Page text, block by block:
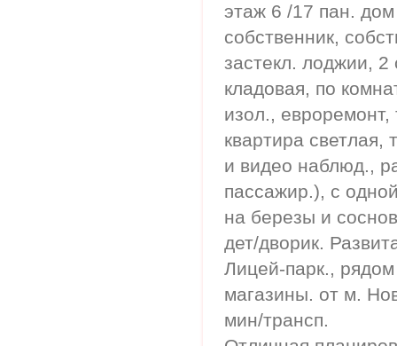
этаж 6 /17 пан.
собственник,
застекл. лоджии,
кладовая, по
изол.,
квартира светлая,
и видео наблюд.,
пассажир.), с
на березы и
дет/дворик.
Лицей-парк.,
магазины. от м.
мин/трансп.